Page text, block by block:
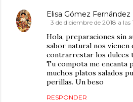
Elisa Gómez Fernández
3 de diciembre de 2018 a las
Hola, preparaciones sin
sabor natural nos vienen
contrarrestar los dulces
Tu compota me encanta
muchos platos salados
perillas. Un beso
RESPONDER